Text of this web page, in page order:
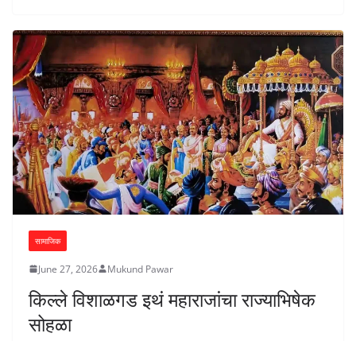
सामाजिक
June 27, 2026 Mukund Pawar
किल्ले विशाळगड इथं महाराजांचा राज्याभिषेक
सोहळा